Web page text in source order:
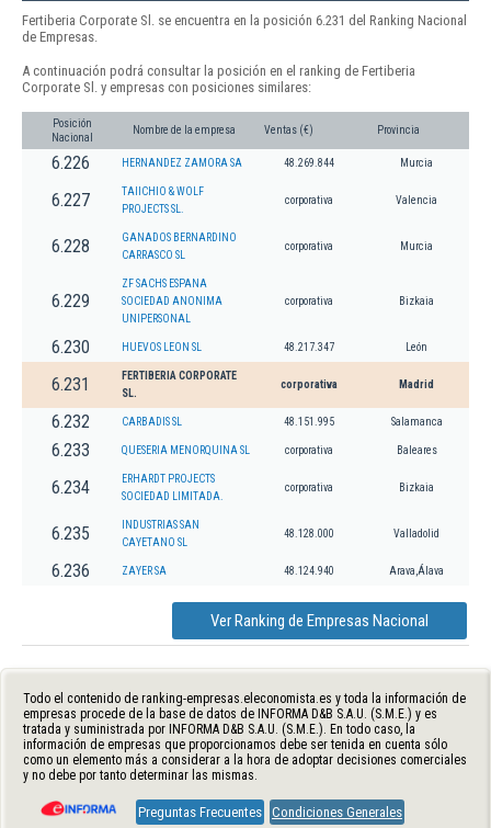
Fertiberia Corporate Sl. se encuentra en la posición 6.231 del Ranking Nacional
de Empresas.
A continuación podrá consultar la posición en el ranking de Fertiberia
Corporate Sl. y empresas con posiciones similares:
Posición
Nacional
Nombre de la empresa Ventas (€) Provincia
6.226 HERNANDEZ ZAMORA SA 48.269.844 Murcia
6.227
TAIICHIO & WOLF
PROJECTS SL.
corporativa Valencia
6.228
GANADOS BERNARDINO
CARRASCO SL
corporativa Murcia
6.229
ZF SACHS ESPANA
SOCIEDAD ANONIMA
UNIPERSONAL
corporativa Bizkaia
6.230 HUEVOS LEON SL 48.217.347 León
6.231
FERTIBERIA CORPORATE
SL.
corporativa Madrid
6.232 CARBADIS SL 48.151.995 Salamanca
6.233 QUESERIA MENORQUINA SL corporativa Baleares
6.234
ERHARDT PROJECTS
SOCIEDAD LIMITADA.
corporativa Bizkaia
6.235
INDUSTRIAS SAN
CAYETANO SL
48.128.000 Valladolid
6.236 ZAYER SA 48.124.940 Arava,Álava
Ver Ranking de Empresas Nacional
Todo el contenido de ranking-empresas.eleconomista.es y toda la información de
empresas procede de la base de datos de INFORMA D&B S.A.U. (S.M.E.) y es
tratada y suministrada por INFORMA D&B S.A.U. (S.M.E.). En todo caso, la
información de empresas que proporcionamos debe ser tenida en cuenta sólo
como un elemento más a considerar a la hora de adoptar decisiones comerciales
y no debe por tanto determinar las mismas.
Preguntas Frecuentes Condiciones Generales